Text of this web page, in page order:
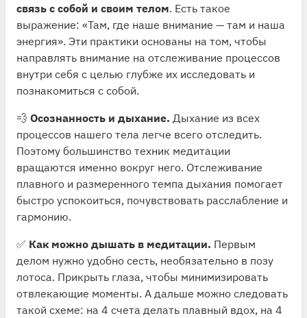
связь с собой и своим телом. Есть такое
выражение: «Там, где наше внимание — там и наша
энергия». Эти практики основаны на том, чтобы
направлять внимание на отслеживание процессов
внутри себя с целью глубже их исследовать и
познакомиться с собой.
💨 Осознанность и дыхание. Дыхание из всех
процессов нашего тела легче всего отследить.
Поэтому большинство техник медитации
вращаются именно вокруг него. Отслеживание
плавного и размеренного темпа дыхания помогает
быстро успокоиться, почувствовать расслабление и
гармонию.
✅ Как можно дышать в медитации. Первым
делом нужно удобно сесть, необязательно в позу
лотоса. Прикрыть глаза, чтобы минимизировать
отвлекающие моменты. А дальше можно следовать
такой схеме: на 4 счета делать плавный вдох, на 4